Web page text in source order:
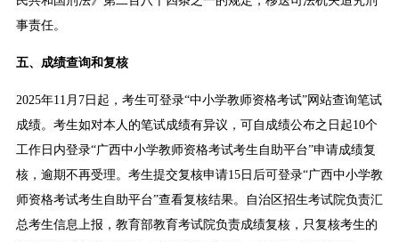
事责任。
五、成绩查询和复核
2025年11月7日起，考生可登录“中小学教师资格考试”网站查询笔试
成绩。考生如对本人的笔试成绩有异议，可自成绩公布之日起10个
工作日内登录“广西中小学教师资格考试考生自助平台”申请成绩复
核，逾期不再受理。考生提交复核申请15日后可登录“广西中小学教
师资格考试考生自助平台”查看复核结果。自治区招生考试院负责汇
总考生信息上报，教育部教育考试院负责成绩复核，只复核考生的